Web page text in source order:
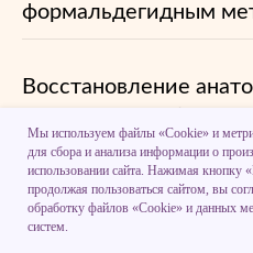
формальдегидным
Восстановление
эндодонтического
Эндодонтическая
Мы используем файлы «Cookie» и
для сбора и анализа информации о
использовании сайта. Нажимая кнопку
продолжая пользоваться сайтом, вы
обработку файлов «Cookie» и данных
систем.